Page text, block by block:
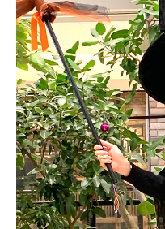
Gallery
お客様ギャラリー
Kimono Yuubi
レンタルモール